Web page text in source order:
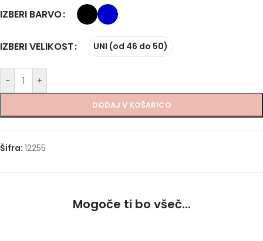
IZBERI BARVO
IZBERI VELIKOST UNI (od 46 do 50)
- +
DODAJ V KOŠARICO
Šifra: 12255
Mogoče ti bo všeč...